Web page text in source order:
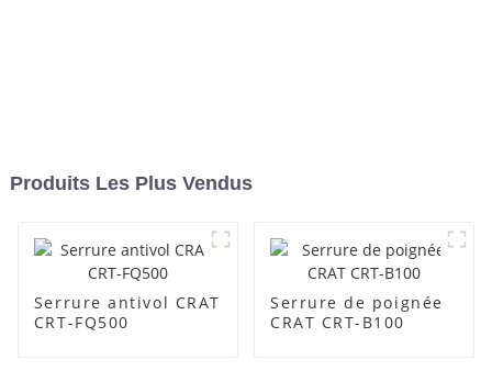
Produits Les Plus Vendus
Serrure antivol CRAT
CRT-FQ500
Serrure de poignée
CRAT CRT-B100